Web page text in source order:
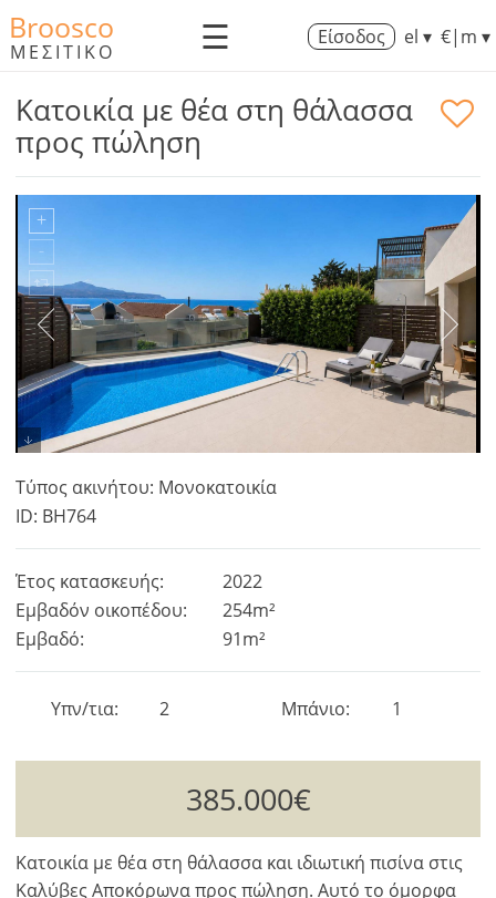
Broosco
ΜΕΣΙΤΙΚΟ ☰ Είσοδος el ▾ €|m ▾
Κατοικία με θέα στη θάλασσα
προς πώληση
Τύπος ακινήτου: Μονοκατοικία
ID: BH764
Έτος κατασκευής:
2022
Εμβαδόν οικοπέδου:
254m²
Εμβαδό:
91m²
2
Υπν/τια 1
Μπάνιο
385.000€
Κατοικία με θέα στη θάλασσα και ιδιωτική πισίνα στις
Καλύβες Αποκόρωνα προς πώληση. Αυτό το όμορφα